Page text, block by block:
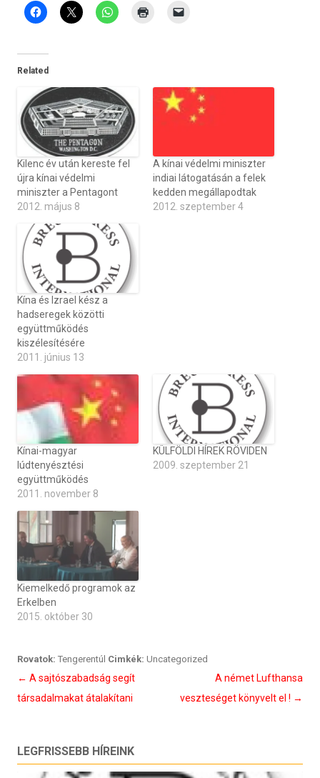
Related
Kilenc év után kereste fel
újra kínai védelmi
miniszter a Pentagont
2012. május 8
A kínai védelmi miniszter
indiai látogatásán a felek
kedden megállapodtak
2012. szeptember 4
Kína és Izrael kész a
hadseregek közötti
együttműködés
kiszélesítésére
2011. június 13
Kínai-magyar
lúdtenyésztési
együttműködés
2011. november 8
KÜLFÖLDI HÍREK RÖVIDEN
2009. szeptember 21
Kiemelkedő programok az
Erkelben
2015. október 30
Rovatok: Tengerentúl Cimkék: Uncategorized
Bejegyzés
navigáció
← A sajtószabadság segít
társadalmakat átalakítani
A német Lufthansa
veszteséget könyvelt el ! →
LEGFRISSEBB HÍREINK